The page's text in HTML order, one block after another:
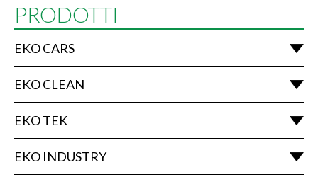
PRODOTTI
EKO CARS
EKO CLEAN
EKO TEK
EKO INDUSTRY